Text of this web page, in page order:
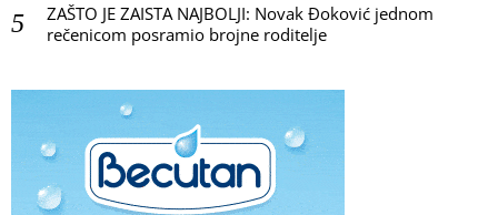
ZAŠTO JE ZAISTA NAJBOLJI: Novak Đoković jednom
rečenicom posramio brojne roditelje